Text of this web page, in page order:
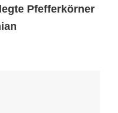
Pfefferkörner